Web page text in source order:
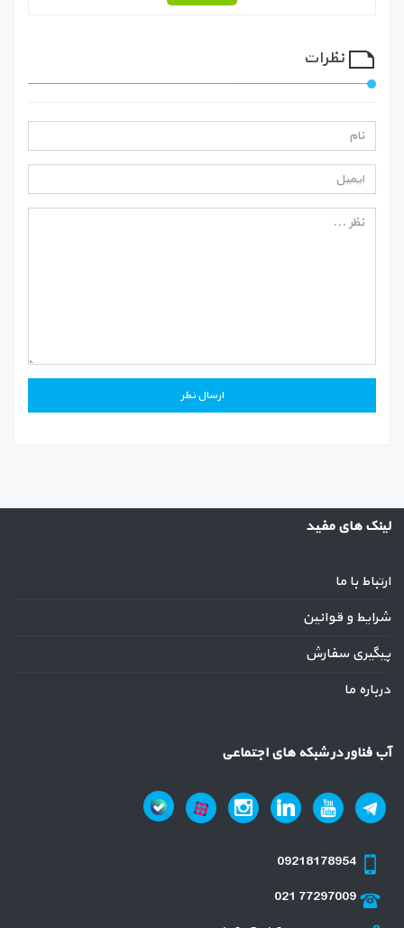
نظرات
لینک های مفید
ارتباط با ما
شرایط و قوانین
پیگیری سفارش
درباره ما
آب فناور در شبکه های اجتماعی
09218178954
021 77297009